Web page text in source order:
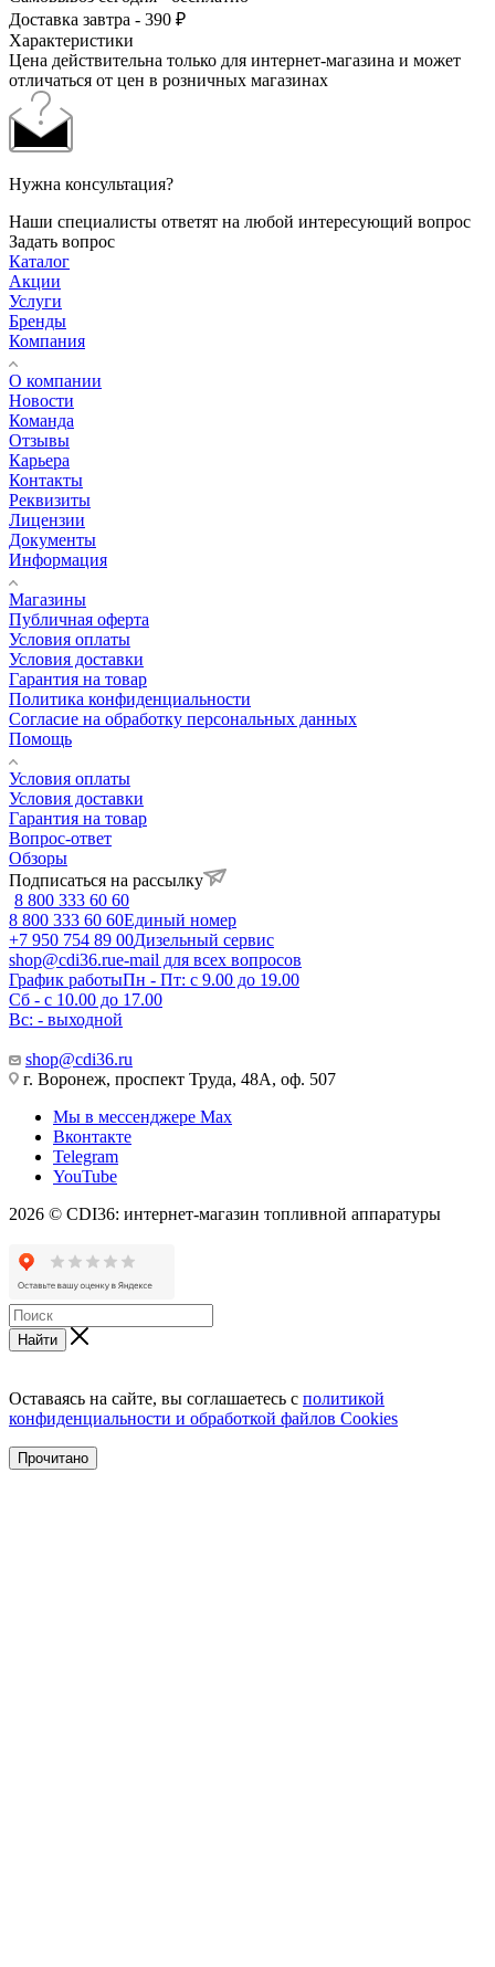
Доставка завтра - 390 ₽
Характеристики
Цена действительна только для интернет-магазина и может
отличаться от цен в розничных магазинах
Нужна консультация?
Наши специалисты ответят на любой интересующий вопрос
Задать вопрос
Каталог
Акции
Услуги
Бренды
Компания
О компании
Новости
Команда
Отзывы
Карьера
Контакты
Реквизиты
Лицензии
Документы
Информация
Магазины
Публичная оферта
Условия оплаты
Условия доставки
Гарантия на товар
Политика конфиденциальности
Согласие на обработку персональных данных
Помощь
Условия оплаты
Условия доставки
Гарантия на товар
Вопрос-ответ
Обзоры
Подписаться на рассылку
8 800 333 60 60
8 800 333 60 60Единый номер
+7 950 754 89 00Дизельный сервис
shop@cdi36.rue-mail для всех вопросов
График работыПн - Пт: с 9.00 до 19.00
Сб - с 10.00 до 17.00
Вс: - выходной
shop@cdi36.ru
г. Воронеж, проспект Труда, 48А, оф. 507
Мы в мессенджере Max
Вконтакте
Telegram
YouTube
2026 © CDI36: интернет-магазин топливной аппаратуры
Найти
Оставаясь на сайте, вы соглашаетесь с политикой
конфиденциальности и обработкой файлов Cookies
Прочитано